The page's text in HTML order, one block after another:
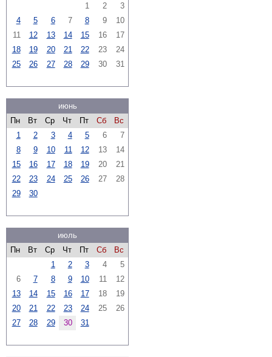
1
2
3
4
5 6 7 8 9
10
11
12 13 14 15 16
17
18
19 20 21 22 23
24
25
26 27 28 29 30 31
июнь
Пн
Вт Ср Чт Пт Сб
Вс
1
2 3 4 5 6
7
8
9 10 11 12 13
14
15
16 17 18 19 20
21
22
23 24 25 26 27
28
29
30
июль
Пн
Вт Ср Чт Пт Сб
Вс
1
2 3 4
5
6
7 8 9 10 11
12
13
14 15 16 17 18
19
20
21 22 23 24 25
26
27
28 29 30 31